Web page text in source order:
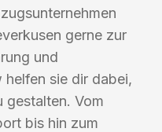
gerne zur
und
sie dir dabei,
gestalten. Vom
bis hin zum